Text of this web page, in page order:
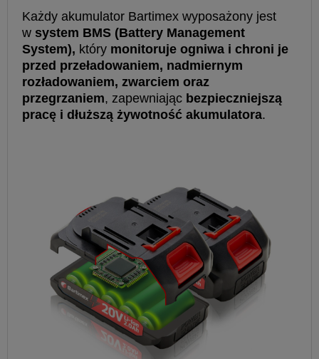
Każdy akumulator Bartimex wyposażony jest
w system BMS (Battery Management
System), który monitoruje ogniwa i chroni je
przed przeładowaniem, nadmiernym
rozładowaniem, zwarciem oraz
przegrzaniem, zapewniając bezpieczniejszą
pracę i dłuższą żywotność akumulatora.